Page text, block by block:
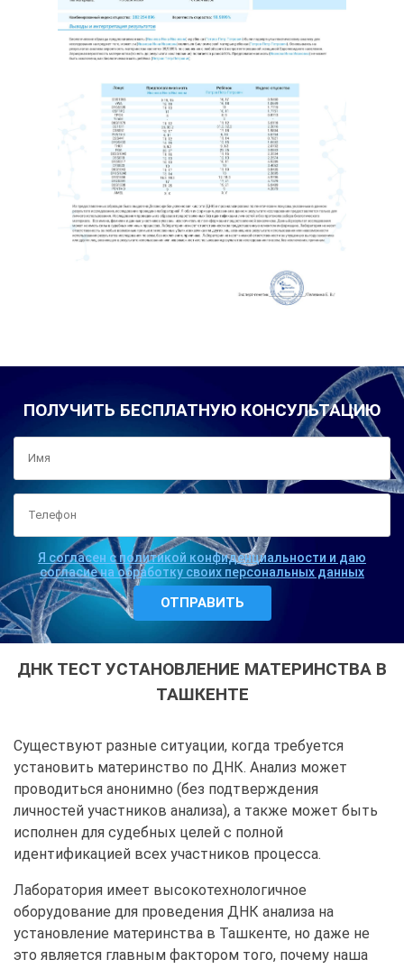
ПОЛУЧИТЬ БЕСПЛАТНУЮ КОНСУЛЬТАЦИЮ
Я согласен с политикой конфиденциальности и даю
согласие на обработку своих персональных данных
ДНК ТЕСТ УСТАНОВЛЕНИЕ МАТЕРИНСТВА В
ТАШКЕНТЕ
Существуют разные ситуации, когда требуется
установить материнство по ДНК. Анализ может
проводиться анонимно (без подтверждения
личностей участников анализа), а также может быть
исполнен для судебных целей с полной
идентификацией всех участников процесса.
Лаборатория имеет высокотехнологичное
оборудование для проведения ДНК анализа на
установление материнства в Ташкенте, но даже не
это является главным фактором того, почему наша